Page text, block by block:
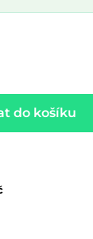
do košíku